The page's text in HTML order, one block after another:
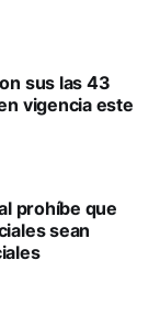
sus las 43
vigencia este
prohíbe que
sean